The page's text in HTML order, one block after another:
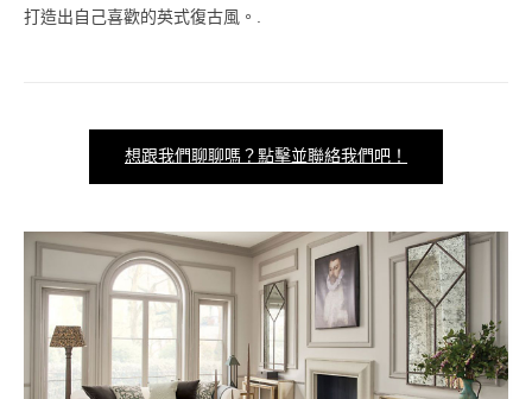
打造出自己喜歡的英式復古風。.
想跟我們聊聊嗎？點擊並聯絡我們吧！